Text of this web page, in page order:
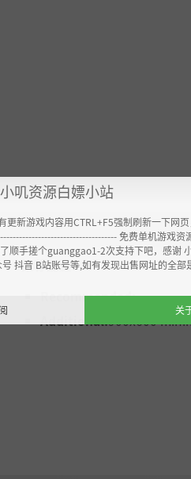
推荐配置:
Recommended:
Additional:900x600
叽资源白嫖小站
更新游戏内容用CTRL+F5强制刷新一下网
免费单机游戏
顺手搓个guanggao1-2次支持下吧，感谢
抖音 B站账号等,如有发现出售网址的全
关